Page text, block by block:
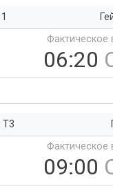
Фактическое
06:20
T3
Фактическое
09:00